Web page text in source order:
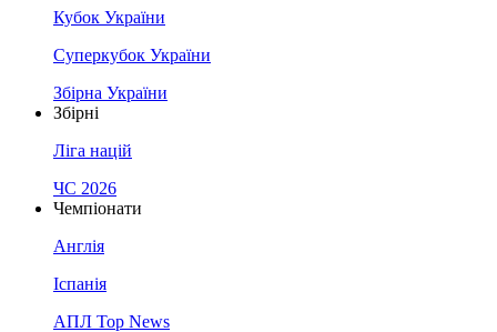
Кубок України
Суперкубок України
Збірна України
Збірні
Ліга націй
ЧС 2026
Чемпіонати
Англія
Іспанія
АПЛ Top News